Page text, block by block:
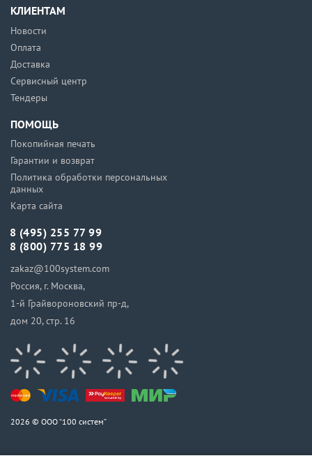
КЛИЕНТАМ
Новости
Оплата
Доставка
Сервисный центр
Тендеры
ПОМОЩЬ
Покопийная печать
Гарантии и возврат
Политика обработки персональных
данных
Карта сайта
8 (495) 255 77 99
8 (800) 775 18 99
zakaz@100system.com
Россия, г. Москва,
1-й Грайвороновский пр-д,
дом 20, стр. 16
2026 © ООО “100 систем”